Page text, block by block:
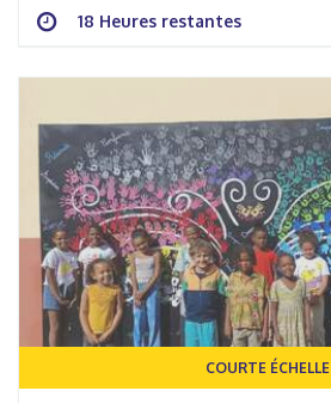
18 Heures restantes
COURTE ÉCHELLE